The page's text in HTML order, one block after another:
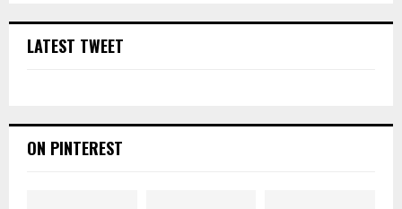
LATEST TWEET
ON PINTEREST